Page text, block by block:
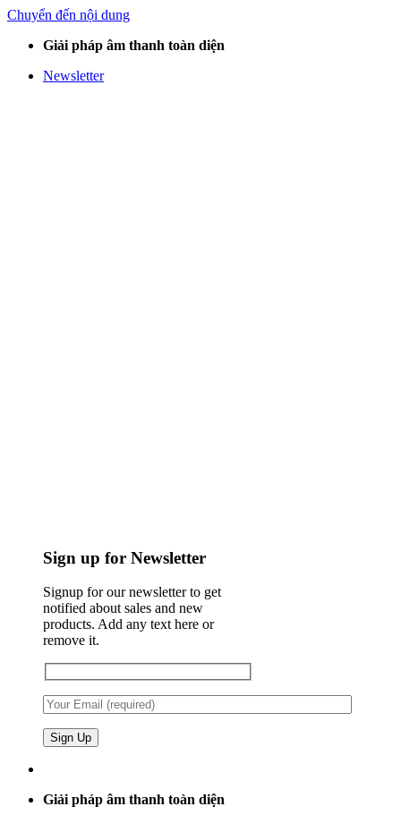
Chuyển đến nội dung
Giải pháp âm thanh toàn diện
Newsletter
Sign up for Newsletter
Signup for our newsletter to get
notified about sales and new
products. Add any text here or
remove it.
Giải pháp âm thanh toàn diện